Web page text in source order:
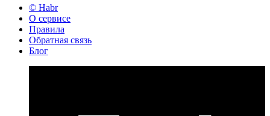
© Habr
О сервисе
Правила
Обратная связь
Блог